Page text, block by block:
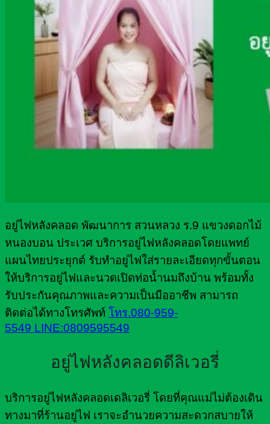
อยู่ไฟหลังคลอด พัฒนาการ สวนหลวง ร.9 แขวงดอกไม้
หนองบอน ประเวศ บริการอยู่ไฟหลังคลอดโดยแพทย์
แผนไทยประยุกต์ รับทำอยู่ไฟใส่รายละเอียดทุกขั้นตอน
ให้บริการอยู่ไฟและนวดเปิดท่อน้ำนมถึงบ้าน พร้อมทั้ง
รับประกันคุณภาพและความเป็นมืออาชีพ สามารถ
ติดต่อได้ทางโทรศัพท์ โทร.080-959-
5549 LINE:0809595549
อยู่ไฟหลังคลอดดีลิเวอรี่
บริการอยู่ไฟหลังคลอดเดลิเวอรี่ โดยที่คุณแม่ไม่ต้องเดิน
ทางมาที่ร้านอยู่ไฟ เราจะอำนวยความสะดวกสบายให้